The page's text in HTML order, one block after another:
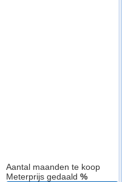
Aantal maanden te koop
Meterprijs gedaald %